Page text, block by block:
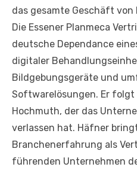
das gesamte Geschäft von
Die Essener Planmeca
deutsche Dependance
digitaler
Bildgebungsgeräte und
Softwarelösungen. Er
Hochmuth, der das
verlassen hat. Häfner
Branchenerfahrung als
führenden Unternehmen